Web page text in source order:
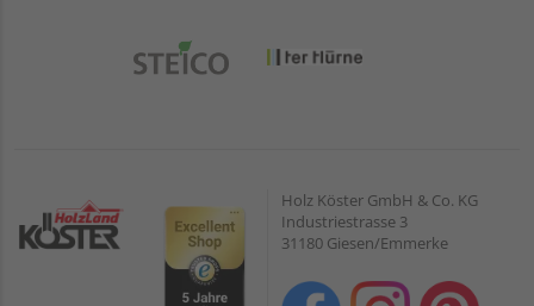
Holz Köster GmbH & Co. KG
Industriestrasse 3
31180 Giesen/Emmerke